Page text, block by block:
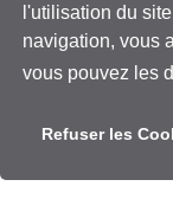
l'utilisation du
navigation, vous
vous pouvez les
Refuser les
2